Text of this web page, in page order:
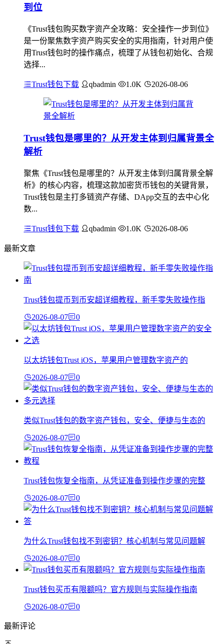
到位
《Trust钱包购买数字资产全攻略：安全操作一步到位》
是一份聚焦数字资产购买安全的实用指南，针对用户使
用Trust钱包时的操作痛点，梳理了从钱包初始化、合规
选择...
Trust钱包下载 qbadmin 1.0K 2026-08-06
Trust钱包是哪里的？从开发主体到归属背景全
解析
聚焦《Trust钱包是哪里的？从开发主体到归属背景全解
析》的核心内容，梳理这款加密货币钱包的关键背景，
Trust钱包是主打多链资产存储、DApp交互的去中心化
数...
Trust钱包下载 qbadmin 1.0K 2026-08-06
最新文章
Trust钱包提币到币安超详细教程，新手零失败操作指
2026-08-07 0
以太坊钱包Trust iOS，苹果用户管理数字资产的
2026-08-07 0
类似Trust钱包的数字资产钱包，安全、便捷与生态的
2026-08-07 0
Trust钱包恢复全指南，从凭证准备到操作步骤的完整
2026-08-07 0
为什么Trust钱包找不到密钥？核心机制与常见问题解
2026-08-07 0
Trust钱包买币有限额吗？官方规则与实际操作指南
2026-08-07 0
最新评论